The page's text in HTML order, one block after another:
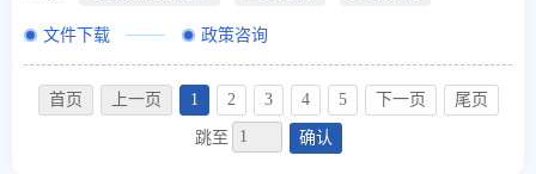
文件下载 政策咨询
首页 上一页 1 2 3 4 5 下一页 尾页
跳至 确认